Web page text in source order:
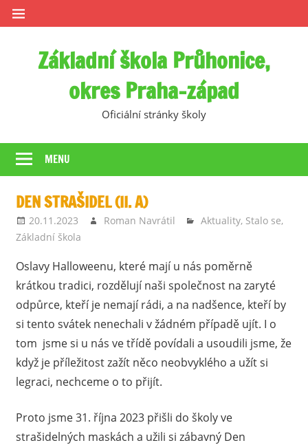
Skip
to
Základní škola Průhonice,
okres Praha-západ
Oficiální stránky školy
MENU
DEN STRAŠIDEL (II. A)
20.11.2023 Roman Navrátil Aktuality, Stalo se,
Základní škola
Oslavy Halloweenu, které mají u nás poměrně
krátkou tradici, rozdělují naši společnost na zaryté
odpůrce, kteří je nemají rádi, a na nadšence, kteří by
si tento svátek nenechali v žádném případě ujít. I o
tom jsme si u nás ve třídě povídali a usoudili jsme, že
když je příležitost zažít něco neobvyklého a užít si
legraci, nechceme o to přijít.
Proto jsme 31. října 2023 přišli do školy ve
strašidelných maskách a užili si zábavný Den